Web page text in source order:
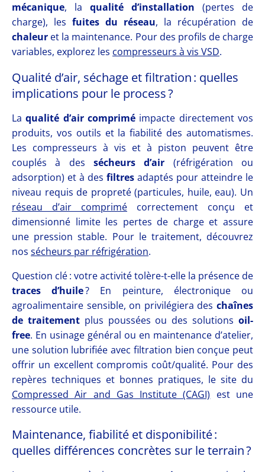
mécanique, la qualité d’installation (pertes de
charge), les fuites du réseau, la récupération de
chaleur et la maintenance. Pour des profils de charge
variables, explorez les compresseurs à vis VSD.
Qualité d’air, séchage et filtration : quelles
implications pour le process ?
Laqualité d’air comprimé impacte directement vos
produits, vos outils et la fiabilité des automatismes.
Les compresseurs à vis et à piston peuvent être
couplés à des sécheurs d’air (réfrigération ou
adsorption) et à des filtres adaptés pour atteindre le
niveau requis de propreté (particules, huile, eau). Un
réseau d’air comprimé correctement conçu et
dimensionné limite les pertes de charge et assure
une pression stable. Pour le traitement, découvrez
nos sécheurs par réfrigération.
Question clé : votre activité tolère-t-elle la présence de
traces d’huile? En peinture, électronique ou
agroalimentaire sensible, on privilégiera des chaînes
de traitementplus poussées ou des solutionsoil-
free. En usinage général ou en maintenance d’atelier,
une solution lubrifiée avec filtration bien conçue peut
offrir un excellent compromis coût/qualité. Pour des
repères techniques et bonnes pratiques, le site du
Compressed Air and Gas Institute (CAGI) est une
ressource utile.
Maintenance, fiabilité et disponibilité :
quelles différences concrètes sur le terrain ?